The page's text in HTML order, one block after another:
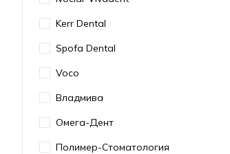
Kerr Dental
Spofa Dental
Voco
Владмива
Омега-Дент
Полимер-Стоматология